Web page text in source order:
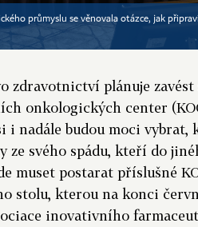
průmyslu se věnovala otázce, jak
zdravotnictví plánuje zavést
onkologických center
i nadále budou moci vybrat,
ze svého spádu, kteří do
muset postarat příslušné
stolu, kterou na konci
inovativního